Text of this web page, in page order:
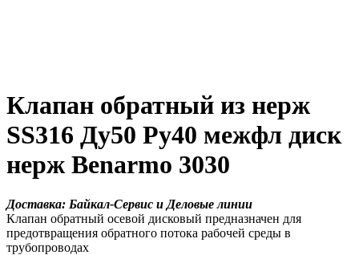
Клапан обратный из нерж
SS316 Ду50 Ру40 межфл диск
нерж Benarmo 3030
Доставка: Байкал-Сервис и Деловые линии
Клапан обратный осевой дисковый предназначен для
предотвращения обратного потока рабочей среды в
трубопроводах